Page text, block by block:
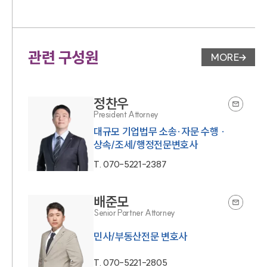
관련 구성원 변호사 페
MORE
정찬우
President Attorney
대규모 기업법무 소송·자문 수행 ·
상속/조세/행정전문변호사
T.070-5221-2387
배준모
Senior Partner Attorney
민사/부동산전문 변호사
T.070-5221-2805